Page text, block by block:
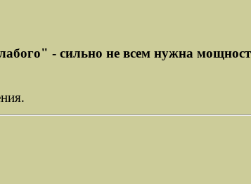
- сильно не всем нужна